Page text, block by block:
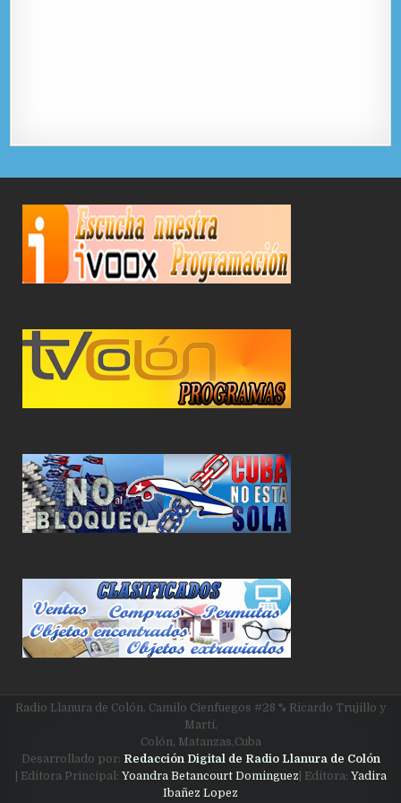
Radio Llanura de Colón. Camilo Cienfuegos #28 % Ricardo Trujillo y
Martí,
Colón, Matanzas,Cuba
Desarrollado por: Redacción Digital de Radio Llanura de Colón
| Editora Principal: Yoandra Betancourt Dominguez | Editora: Yadira
Ibañez Lopez